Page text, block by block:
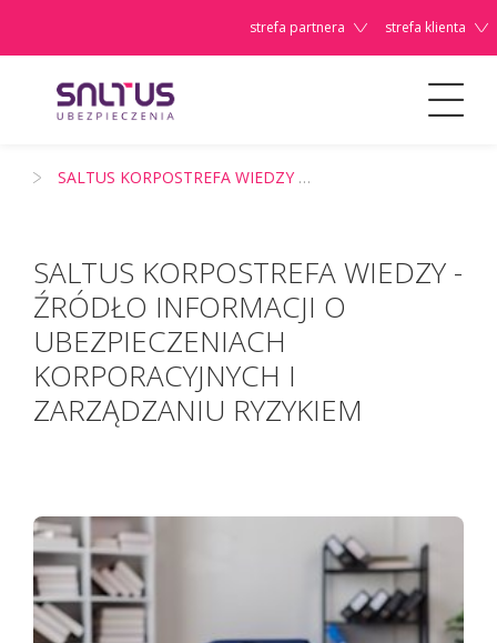
strefa partnera strefa klienta
Państwo,
SALTUS KORPOSTREFA WIEDZY - źródło informacji o ubezpieczeniach korporacyjnych i zarządzaniu ryzykiem
SALTUS KORPOSTREFA WIEDZY -
ŹRÓDŁO INFORMACJI O
UBEZPIECZENIACH
KORPORACYJNYCH I
ZARZĄDZANIU RYZYKIEM